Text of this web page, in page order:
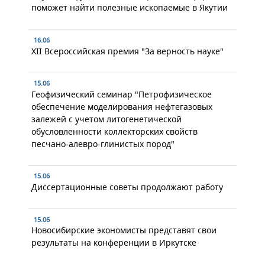
поможет найти полезные ископаемые в Якутии
16.06
XII Всероссийская премия "За верность науке"
15.06
Геофизический семинар "Петрофизическое
обеспечение моделирования нефтегазовых
залежей с учетом литогенетической
обусловленности коллекторских свойств
песчано-алевро-глинистых пород"
15.06
Диссертационные советы продолжают работу
15.06
Новосибирские экономисты представят свои
результаты на конференции в Иркутске